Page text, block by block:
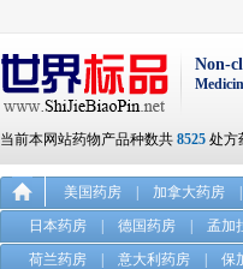
Non-
当前本网站药物产品种数共 8525 处方
美国药房 加拿大药房
日本药房
德国药房 孟加
荷兰药房
意大利药房 保